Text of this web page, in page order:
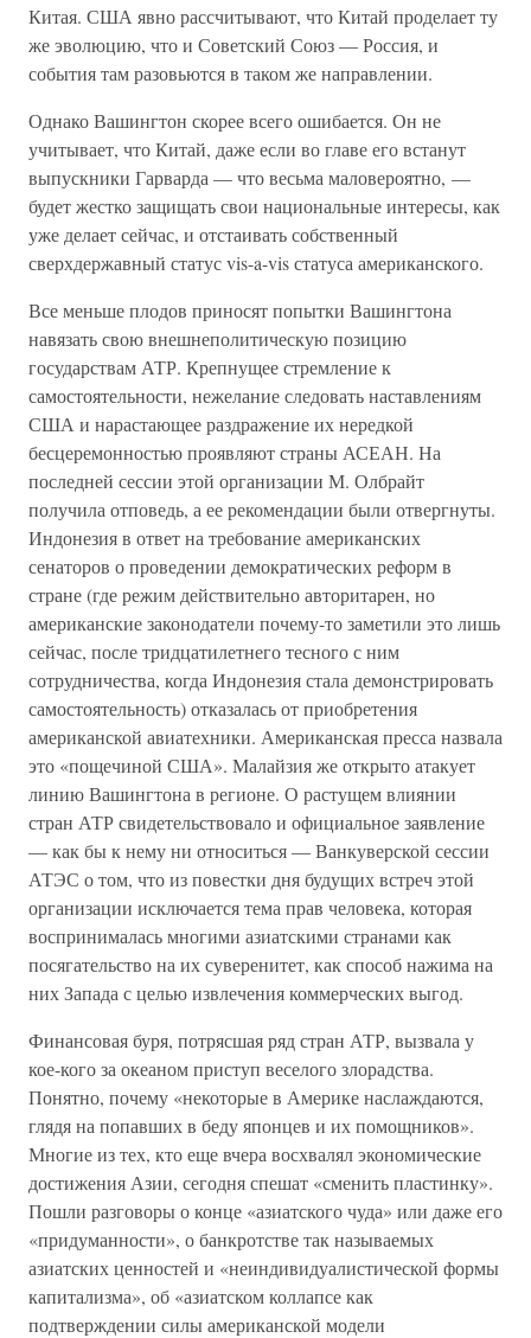
Китая. США явно рассчитывают, что Китай проделает ту
же эволюцию, что и Советский Союз — Россия, и
события там разовьются в таком же направлении.
Однако Вашингтон скорее всего ошибается. Он не
учитывает, что Китай, даже если во главе его встанут
выпускники Гарварда — что весьма маловероятно, —
будет жестко защищать свои национальные интересы, как
уже делает сейчас, и отстаивать собственный
сверхдержавный статус vis-a-vis статуса американского.
Все меньше плодов приносят попытки Вашингтона
навязать свою внешнеполитическую позицию
государствам АТР. Крепнущее стремление к
самостоятельности, нежелание следовать наставлениям
США и нарастающее раздражение их нередкой
бесцеремонностью проявляют страны АСЕАН. На
последней сессии этой организации М. Олбрайт
получила отповедь, а ее рекомендации были отвергнуты.
Индонезия в ответ на требование американских
сенаторов о проведении демократических реформ в
стране (где режим действительно авторитарен, но
американские законодатели почему-то заметили это лишь
сейчас, после тридцатилетнего тесного с ним
сотрудничества, когда Индонезия стала демонстрировать
самостоятельность) отказалась от приобретения
американской авиатехники. Американская пресса назвала
это «пощечиной США». Малайзия же открыто атакует
линию Вашингтона в регионе. О растущем влиянии
стран АТР свидетельствовало и официальное заявление
— как бы к нему ни относиться — Ванкуверской сессии
АТЭС о том, что из повестки дня будущих встреч этой
организации исключается тема прав человека, которая
воспринималась многими азиатскими странами как
посягательство на их суверенитет, как способ нажима на
них Запада с целью извлечения коммерческих выгод.
Финансовая буря, потрясшая ряд стран АТР, вызвала у
кое-кого за океаном приступ веселого злорадства.
Понятно, почему «некоторые в Америке наслаждаются,
глядя на попавших в беду японцев и их помощников».
Многие из тех, кто еще вчера восхвалял экономические
достижения Азии, сегодня спешат «сменить пластинку».
Пошли разговоры о конце «азиатского чуда» или даже его
«придуманности», о банкротстве так называемых
азиатских ценностей и «неиндивидуалистической формы
капитализма», об «азиатском коллапсе как
подтверждении силы американской модели